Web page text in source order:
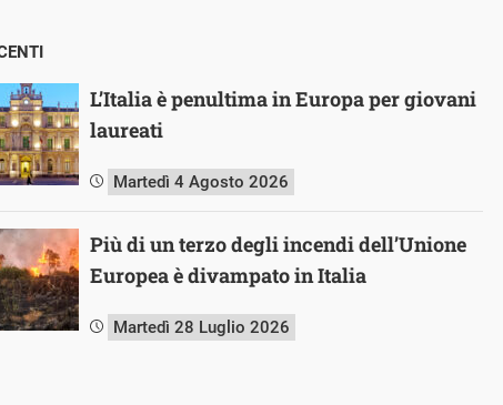
L’Italia è penultima in Europa per giovani
laureati
Martedì 4 Agosto 2026
Più di un terzo degli incendi dell’Unione
Europea è divampato in Italia
Martedì 28 Luglio 2026